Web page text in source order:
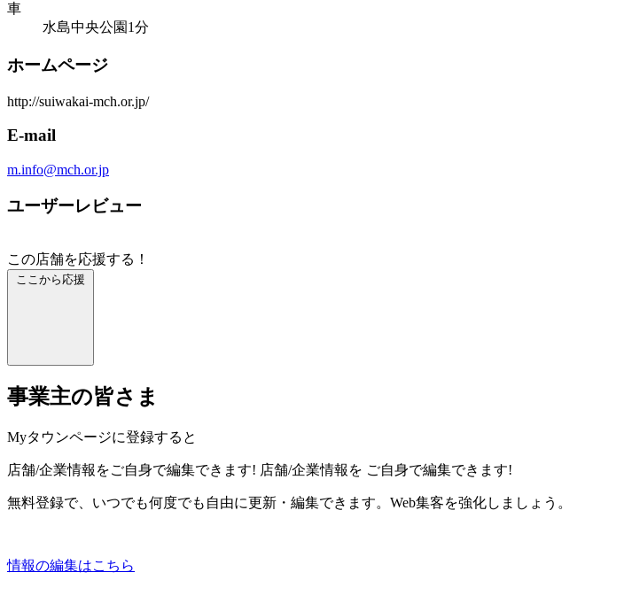
車
水島中央公園1分
ホームページ
http://suiwakai-mch.or.jp/
E-mail
m.info@mch.or.jp
ユーザーレビュー
この店舗を応援する！
ここから応援
事業主の皆さま
Myタウンページに登録すると
店舗/企業情報をご自身で編集できます! 店舗/企業情報を ご自身で編集できます!
無料登録で、いつでも何度でも自由に更新・編集できます。Web集客を強化しましょう。
情報の編集はこちら